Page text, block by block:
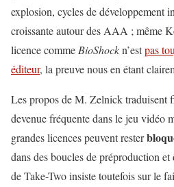
explosion, cycles de développement
croissante autour des AAA ; même
licence comme BioShockn’estpas
éditeur, la preuve nous en étant
Les propos de M. Zelnick traduisent
devenue fréquente dans le jeu vidéo
grandes licences peuvent rester
dans des boucles de préproduction
de Take-Two insiste toutefois sur le